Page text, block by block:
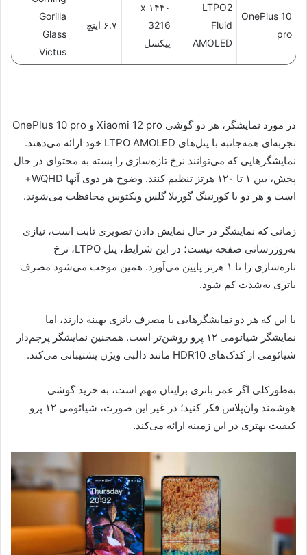
OnePlus 10
pro
LTPO2
Fluid
AMOLED
۱۴۴۰ x
3216
پیکسل
۶.۷ اینچ
Gorilla
Glass
Victus
در مورد نمایشگر، هر دو گوشی Xiaomi 12 pro و OnePlus 10 pro
تجربه‌ای همه‌جانبه با پنل‌های LTPO AMOLED خود ارائه می‌دهند.
نمایشگرهایی که می‌توانند نرخ تازه‌سازی را بسته به محتوای در حال
پخش، بین ۱ تا ۱۲۰ هرتز تنظیم کنند. وضوح هر دوی آنها WQHD+
است و هر دو با کورنینگ گوریلا گلس ویکتوس محافظت می‌شوند.
زمانی که نمایشگر در حال نمایش دادن تصویری ثابت است، نیازی
به‌روزرسانی صفحه نیست؛ در این شرایط، پنل LTPO، نرخ
تازه‌سازی را تا ۱ هرتز پایین می‌آورد. همین موجب می‌شود مصرف
باتری به‌شدت کم شود.
با این که هر دو نمایشگرهایی با مصرف باتری بهینه دارند، اما
نمایشگر شیائومی ۱۲ پرو روشن‌تر است. همچنین نمایشگر پرچم‌دار
شیائومی از کدک‌های HDR10 مانند دالبی ویژن پشتیبانی می‌کند.
به‌طورکلی اگر عمر باتری برایتان مهم است، به خرید گوشی
هوشمند وان‌پلاس فکر کنید؛ در غیر این صورت، شیائومی ۱۲ پرو
کیفیت بهتری در این زمینه ارائه می‌کند.